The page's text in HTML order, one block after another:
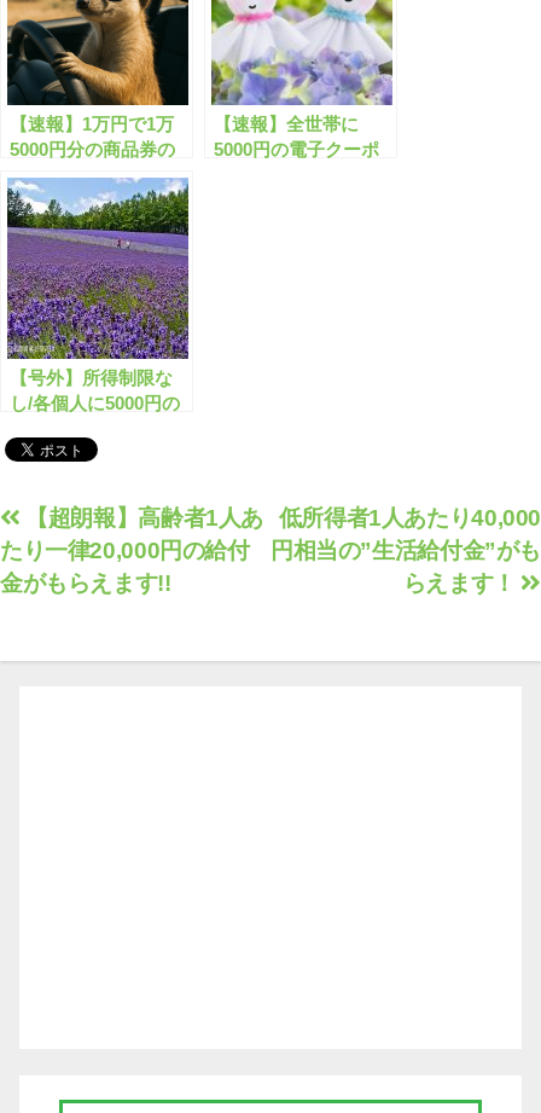
【速報】1万円で1万
5000円分の商品券の
配布が開始します！
【速報】全世帯に
5000円の電子クーポ
【号外】所得制限な
し/各個人に5000円の
ます！
投
稿
ナ
ゲ
低所得者1人あたり40,000
円相当の”生活給付金”がも
らえます！
【超朗報】高齢者1人あ
たり一律20,000円の給付
金がもらえます!!